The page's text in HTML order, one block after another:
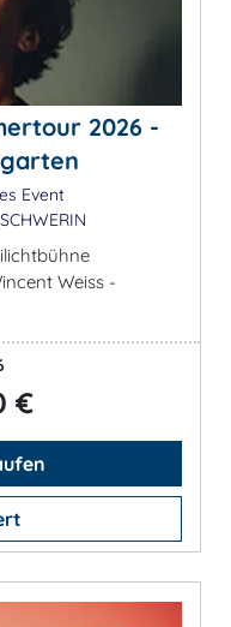
2026 -
Event
Weiss -
€